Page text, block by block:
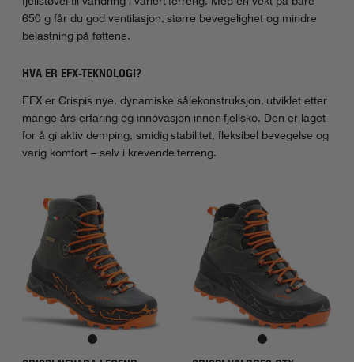
650 g får du god ventilasjon, større bevegelighet og mindre
belastning på føttene.
HVA ER EFX-TEKNOLOGI?
EFX er Crispis nye, dynamiske sålekonstruksjon, utviklet etter
mange års erfaring og innovasjon innen fjellsko. Den er laget
for å gi aktiv demping, smidig stabilitet, fleksibel bevegelse og
varig komfort – selv i krevende terreng.